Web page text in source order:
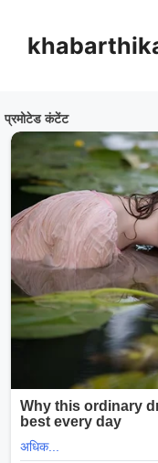
content